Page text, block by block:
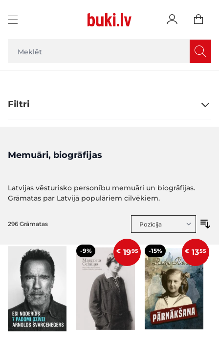
Filtri
Memuāri, biogrāfijas
Latvijas vēsturisko personību memuāri un biogrāfijas.
Grāmatas par Latvijā populāriem cilvēkiem.
296 Grāmatas
-9% € 1995 -15% € 1355